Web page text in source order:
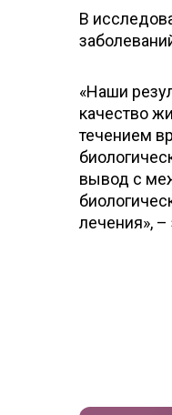
В
«Наши
качество
течением
вывод с
лечения»,